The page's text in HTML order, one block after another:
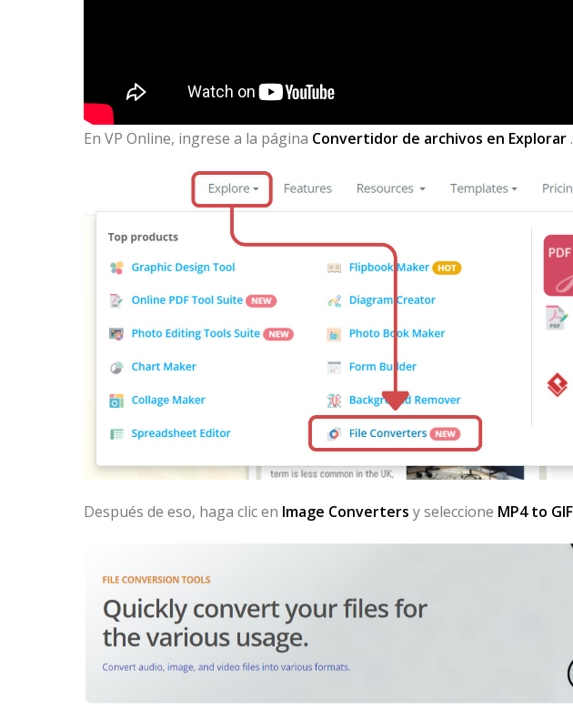
En VP Online, ingrese a la página Convertidor de archivos en Explorar.
Después de eso, haga clic en Image Converters y seleccione MP4 to